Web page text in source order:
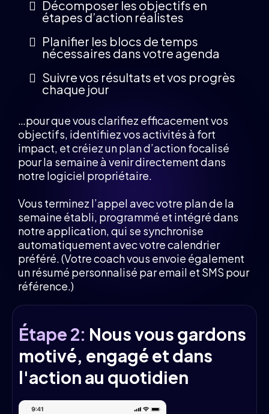
Décomposer les objectifs en
étapes d’action réalistes
Planifier les blocs de temps
nécessaires dans votre agenda
Suivre vos résultats et vos progrès
chaque jour
…pour que vous clarifiez efficacement vos
objectifs, identifiiez vos activités à fort
impact, et créiez un plan d’action focalisé
pour la semaine à venir directement dans
notre logiciel propriétaire.
Vous terminez l’appel avec votre plan de la
semaine établi, programmé et intégré dans
notre application, qui se synchronise
automatiquement avec votre calendrier
préféré. (Votre coach vous envoie également
un résumé personnalisé par email et SMS pour
référence.)
Étape 2: Nous vous gardons
motivé, engagé et dans
l'action au quotidien